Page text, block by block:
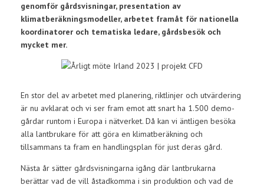
genomför gårdsvisningar, presentation av
klimatberäkningsmodeller, arbetet framåt för nationella
koordinatorer och tematiska ledare, gårdsbesök och
mycket mer.
En stor del av arbetet med planering, riktlinjer och utvärdering
är nu avklarat och vi ser fram emot att snart ha 1.500 demo-
gårdar runtom i Europa i nätverket. Då kan vi äntligen besöka
alla lantbrukare för att göra en klimatberäkning och
tillsammans ta fram en handlingsplan för just deras gård.
Nästa år sätter gårdsvisningarna igång där lantbrukarna
berättar vad de vill åstadkomma i sin produktion och vad de